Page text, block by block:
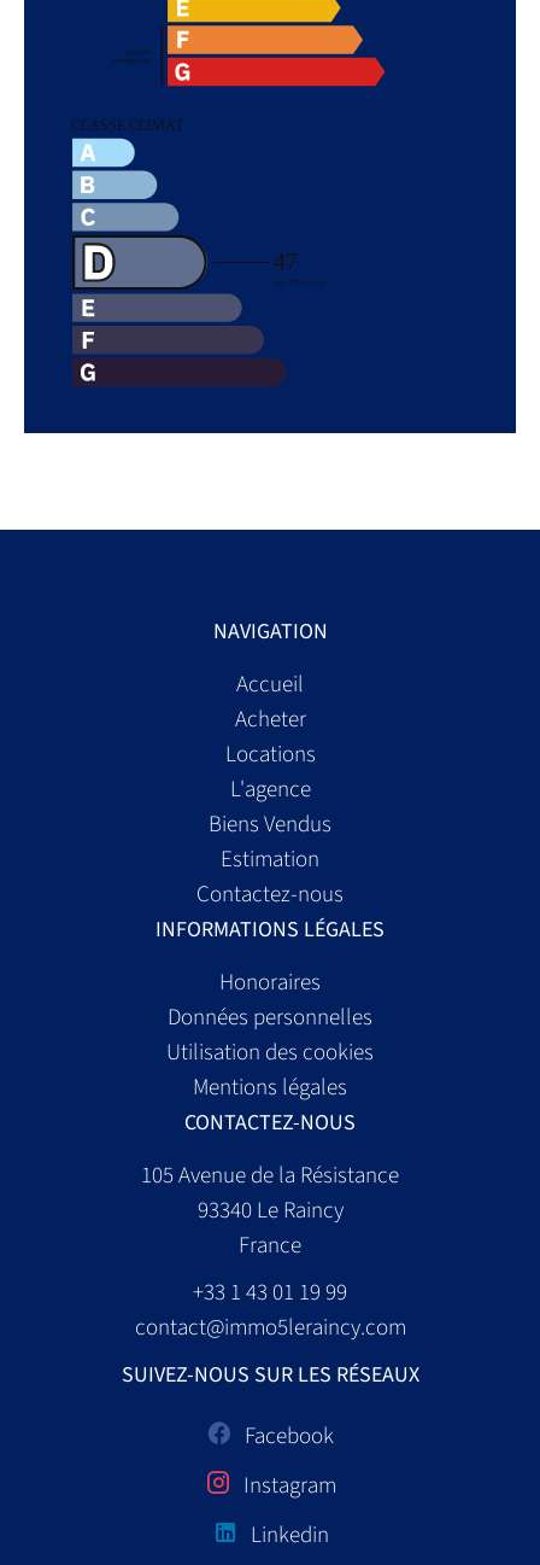
NAVIGATION
Accueil
Acheter
Locations
L'agence
Biens Vendus
Estimation
Contactez-nous
INFORMATIONS LÉGALES
Honoraires
Données personnelles
Utilisation des cookies
Mentions légales
CONTACTEZ-NOUS
105 Avenue de la Résistance
93340Le Raincy
France
+33 1 43 01 19 99
contact@immo5leraincy.com
SUIVEZ-NOUS SUR LES RÉSEAUX
Facebook
Instagram
Linkedin